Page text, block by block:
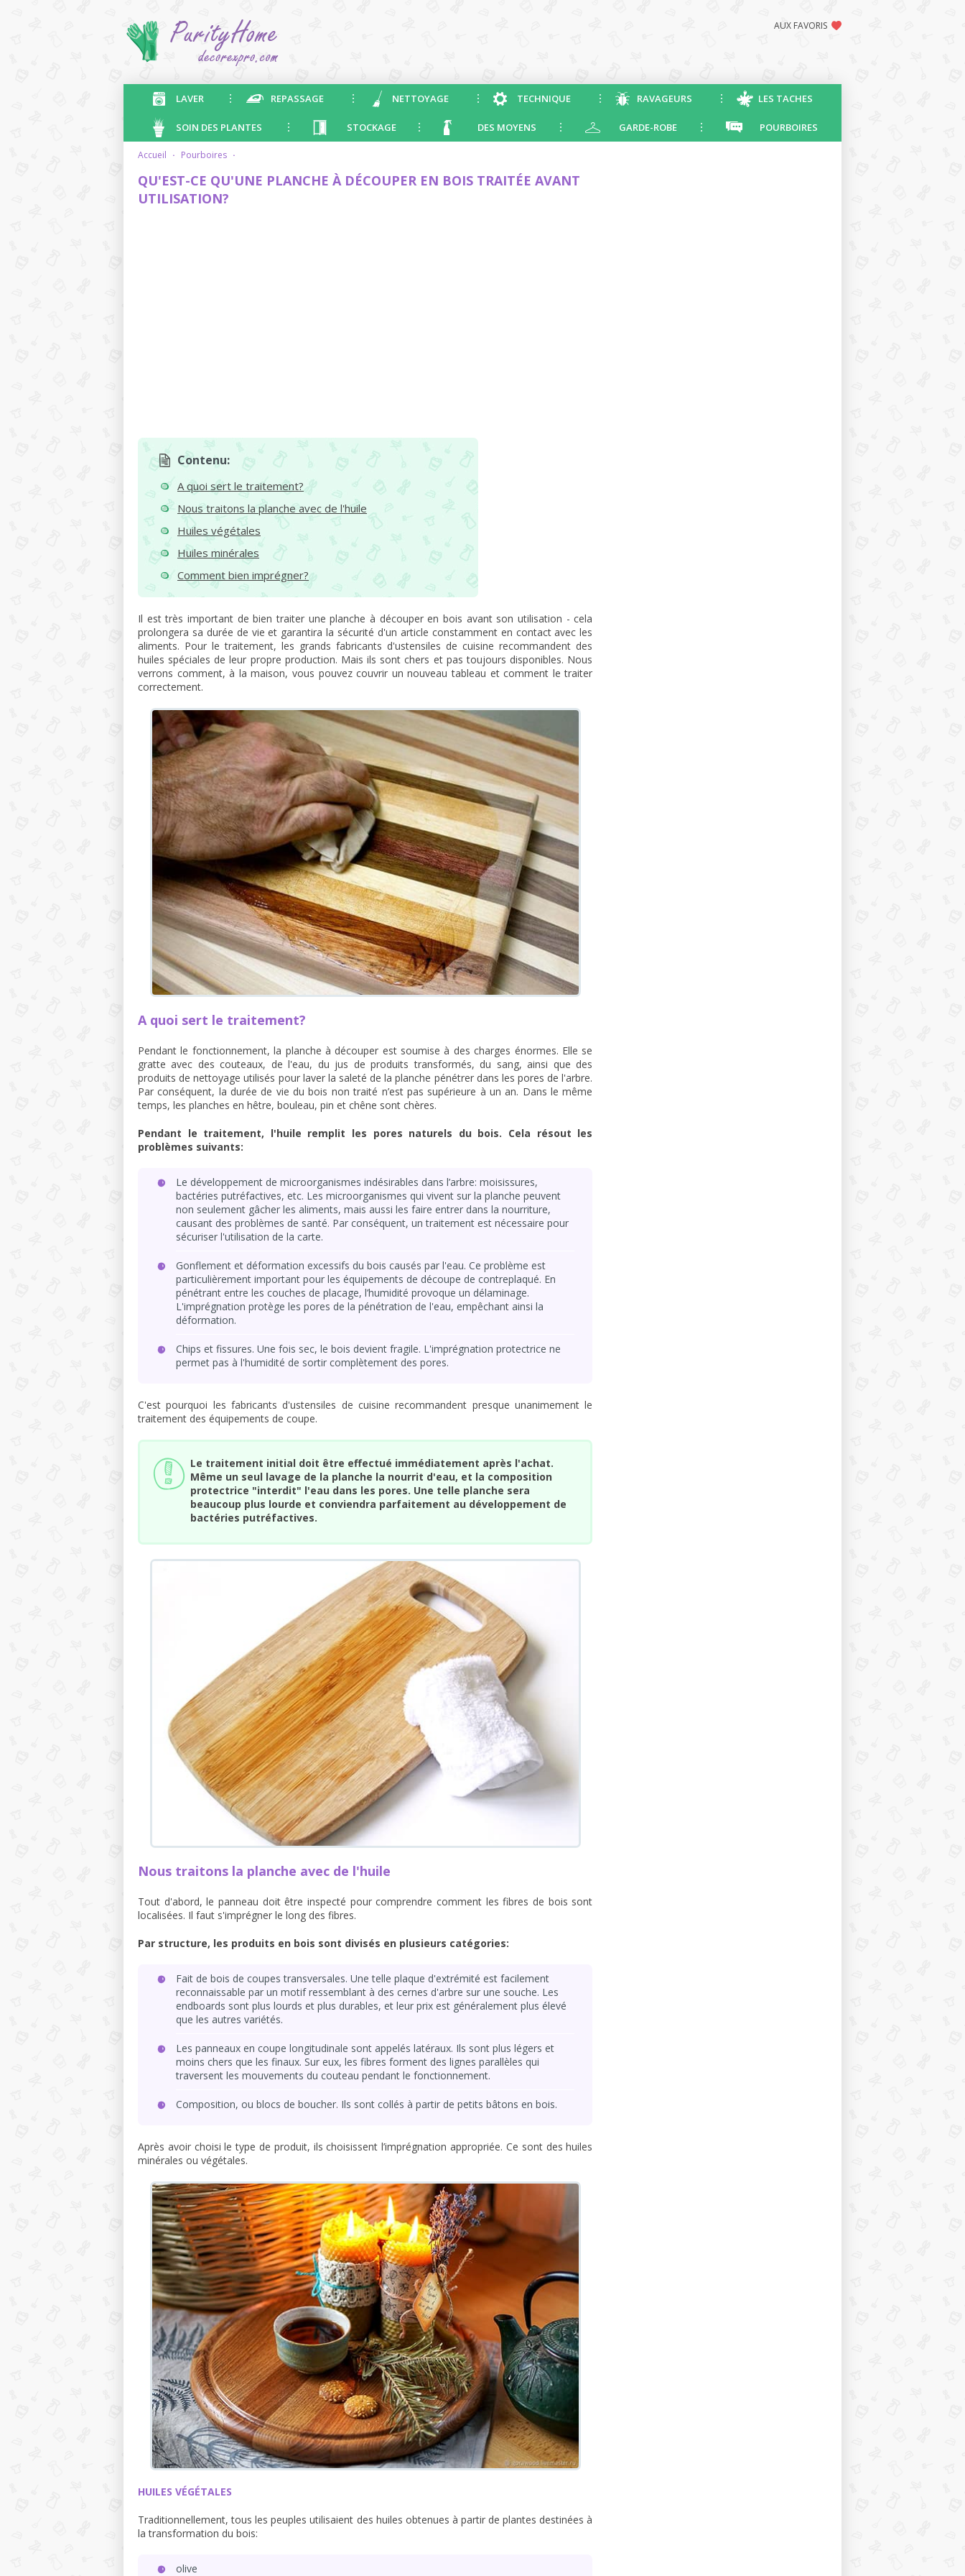
AUX FAVORIS
LAVER REPASSAGE NETTOYAGE TECHNIQUE RAVAGEURS LES TACHES
SOIN DES PLANTES STOCKAGE DES MOYENS GARDE-ROBE POURBOIRES
accueil · pourboires ·
QU'EST-CE QU'UNE PLANCHE À DÉCOUPER EN BOIS TRAITÉE AVANT
UTILISATION?
Contenu:
A quoi sert le traitement?
Nous traitons la planche avec de l'huile
Huiles végétales
Huiles minérales
Comment bien imprégner?
Il est très important de bien traiter une planche à découper en bois avant son utilisation - cela
prolongera sa durée de vie et garantira la sécurité d'un article constamment en contact avec les
aliments. Pour le traitement, les grands fabricants d'ustensiles de cuisine recommandent des
huiles spéciales de leur propre production. Mais ils sont chers et pas toujours disponibles. Nous
verrons comment, à la maison, vous pouvez couvrir un nouveau tableau et comment le traiter
correctement.
A quoi sert le traitement?
Pendant le fonctionnement, la planche à découper est soumise à des charges énormes. Elle se
gratte avec des couteaux, de l'eau, du jus de produits transformés, du sang, ainsi que des
produits de nettoyage utilisés pour laver la saleté de la planche pénétrer dans les pores de l'arbre.
Par conséquent, la durée de vie du bois non traité n’est pas supérieure à un an. Dans le même
temps, les planches en hêtre, bouleau, pin et chêne sont chères.
Pendant le traitement, l'huile remplit les pores naturels du bois. Cela résout les
problèmes suivants:
Le développement de microorganismes indésirables dans l’arbre: moisissures,
bactéries putréfactives, etc. Les microorganismes qui vivent sur la planche peuvent
non seulement gâcher les aliments, mais aussi les faire entrer dans la nourriture,
causant des problèmes de santé. Par conséquent, un traitement est nécessaire pour
sécuriser l'utilisation de la carte.
Gonflement et déformation excessifs du bois causés par l'eau. Ce problème est
particulièrement important pour les équipements de découpe de contreplaqué. En
pénétrant entre les couches de placage, l’humidité provoque un délaminage.
L'imprégnation protège les pores de la pénétration de l'eau, empêchant ainsi la
déformation.
Chips et fissures. Une fois sec, le bois devient fragile. L'imprégnation protectrice ne
permet pas à l'humidité de sortir complètement des pores.
C'est pourquoi les fabricants d'ustensiles de cuisine recommandent presque unanimement le
traitement des équipements de coupe.
Le traitement initial doit être effectué immédiatement après l'achat.
Même un seul lavage de la planche la nourrit d'eau, et la composition
protectrice "interdit" l'eau dans les pores. Une telle planche sera
beaucoup plus lourde et conviendra parfaitement au développement de
bactéries putréfactives.
Nous traitons la planche avec de l'huile
Tout d'abord, le panneau doit être inspecté pour comprendre comment les fibres de bois sont
localisées. Il faut s'imprégner le long des fibres.
Par structure, les produits en bois sont divisés en plusieurs catégories:
Fait de bois de coupes transversales. Une telle plaque d'extrémité est facilement
reconnaissable par un motif ressemblant à des cernes d'arbre sur une souche. Les
endboards sont plus lourds et plus durables, et leur prix est généralement plus élevé
que les autres variétés.
Les panneaux en coupe longitudinale sont appelés latéraux. Ils sont plus légers et
moins chers que les finaux. Sur eux, les fibres forment des lignes parallèles qui
traversent les mouvements du couteau pendant le fonctionnement.
Composition, ou blocs de boucher. Ils sont collés à partir de petits bâtons en bois.
Après avoir choisi le type de produit, ils choisissent l’imprégnation appropriée. Ce sont des huiles
minérales ou végétales.
HUILES VÉGÉTALES
Traditionnellement, tous les peuples utilisaient des huiles obtenues à partir de plantes destinées à
la transformation du bois:
olive